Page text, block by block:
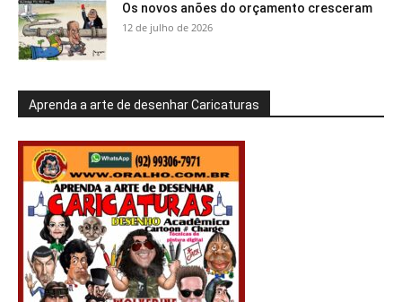
Os novos anões do orçamento cresceram
12 de julho de 2026
Aprenda a arte de desenhar Caricaturas